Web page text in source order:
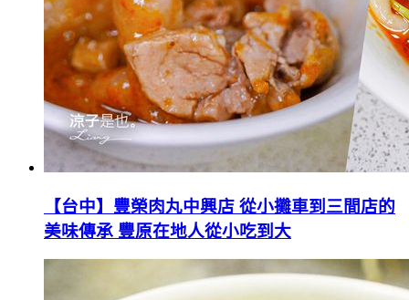
【台中】豐榮肉丸中興店 從小攤車到三間店的
美味傳承 豐原在地人從小吃到大